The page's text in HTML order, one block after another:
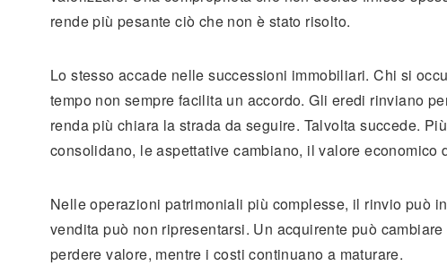
rende più pesante ciò che non è stato risolto.
Lo stesso accade nelle successioni immobiliari. Chi si
tempo non sempre facilita un accordo. Gli eredi rinviano
renda più chiara la strada da seguire. Talvolta succede.
consolidano, le aspettative cambiano, il valore
Nelle operazioni patrimoniali più complesse, il rinvio può
vendita può non ripresentarsi. Un acquirente può
perdere valore, mentre i costi continuano a maturare.